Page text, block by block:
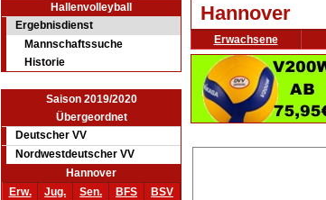
Hallenvolleyball
Ergebnisdienst
Mannschaftssuche
Historie
Saison 2019/2020
Übergeordnet
Deutscher VV
Nordwestdeutscher VV
Hannover
Erw.
Jug. Sen. BFS
BSV
Hannover
Erwachsene